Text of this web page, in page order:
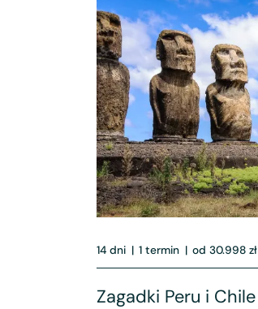
14 dni | 1 termin | od 30.998 zł
Zagadki Peru i Chile